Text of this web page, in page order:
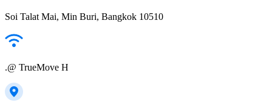
Soi Talat Mai, Min Buri, Bangkok 10510
.@ TrueMove H